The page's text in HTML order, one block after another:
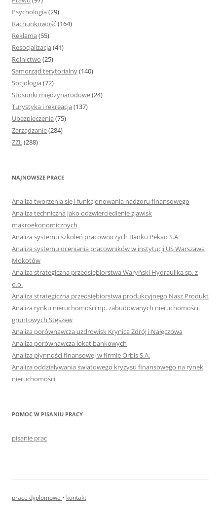
Psychologia (29)
Rachunkowość(164)
Reklama (55)
Resocjalizacja (41)
Rolnictwo (25)
Samorząd terytorialny(140)
Socjologia (72)
Stosunki międzynarodowe(24)
Turystyka i rekreacja (137)
Ubezpieczenia (75)
Zarządzanie(284)
ZZL(288)
NAJNOWSZE PRACE
Analiza tworzenia się i funkcjonowania nadzoru finansowego
Analiza techniczna jako odzwierciedlenie zjawisk
makroekonomicznych
Analiza systemu szkoleń pracowniczych Banku Pekao S.A.
Analiza systemu oceniania pracowników w instytucji US Warszawa
Mokotów
Analiza strategiczna przedsiębiorstwa Waryński Hydraulika sp. z
o.o.
Analiza strategiczna przedsiębiorstwa produkcyjnego Nasz Produkt
Analiza rynku nieruchomości np. zabudowanych nieruchomości
gruntowych Stęszew
Analiza porównawcza uzdrowisk Krynica Zdrój i Nałęczowa
Analiza porównawcza lokat bankowych
Analiza płynności finansowej w firmie Orbis S.A.
Analiza oddziaływania światowego kryzysu finansowego na rynek
nieruchomości
POMOC W PISANIU PRACY
pisanie prac
prace dyplomowe • kontakt